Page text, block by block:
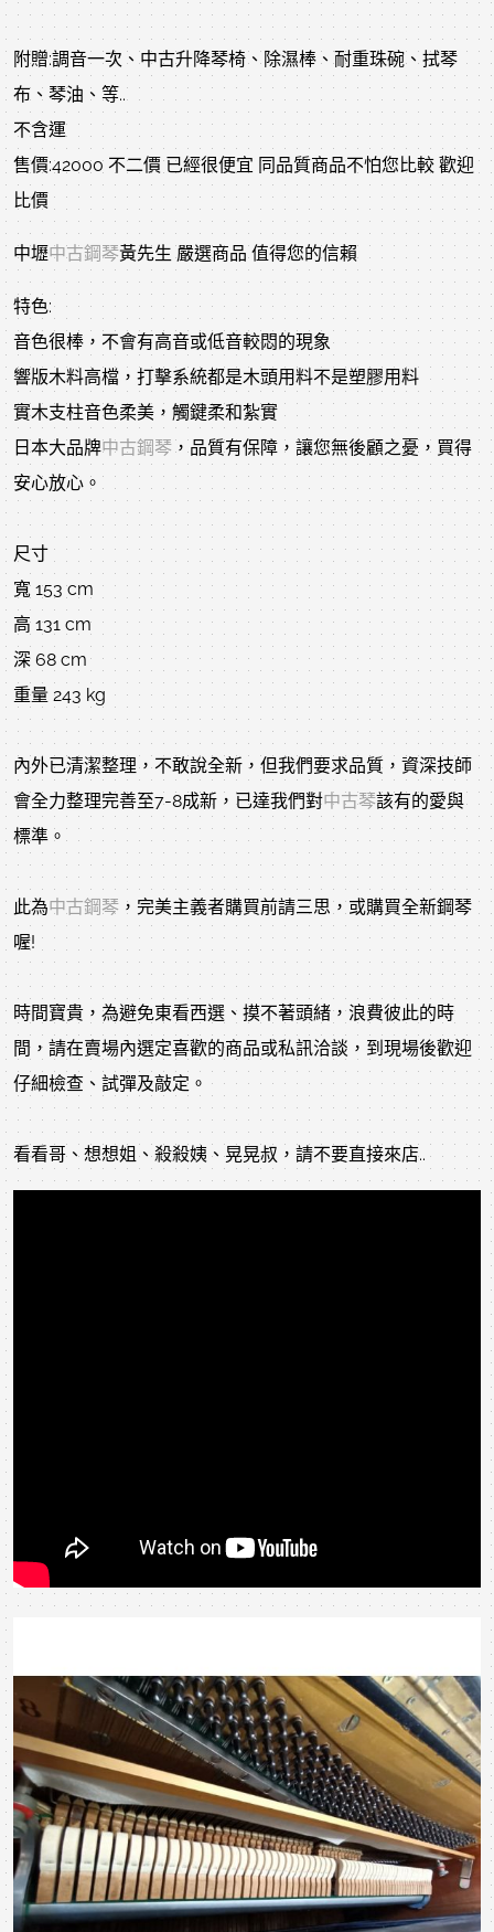
附贈:調音一次、中古升降琴椅、除濕棒、耐重珠碗、拭琴
布、琴油、等..
不含運
售價:42000 不二價 已經很便宜 同品質商品不怕您比較 歡迎
比價
中壢中古鋼琴黃先生 嚴選商品 值得您的信賴
特色:
音色很棒，不會有高音或低音較悶的現象
響版木料高檔，打擊系統都是木頭用料不是塑膠用料
實木支柱音色柔美，觸鍵柔和紮實
日本大品牌中古鋼琴，品質有保障，讓您無後顧之憂，買得
安心放心。
尺寸
寬 153 cm
高 131 cm
深 68 cm
重量 243 kg
內外已清潔整理，不敢說全新，但我們要求品質，資深技師
會全力整理完善至7-8成新，已達我們對中古琴該有的愛與
標準。
此為中古鋼琴 ，完美主義者購買前請三思，或購買全新鋼琴
喔!
時間寶貴，為避免東看西選、摸不著頭緒，浪費彼此的時
間，請在賣場內選定喜歡的商品或私訊洽談，到現場後歡迎
仔細檢查、試彈及敲定。
看看哥、想想姐、殺殺姨、晃晃叔，請不要直接來店..